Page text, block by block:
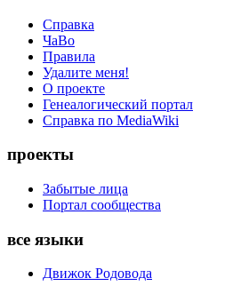
Справка
ЧаВо
Правила
Удалите меня!
О проекте
Генеалогический портал
Справка по MediaWiki
проекты
Забытые лица
Портал сообщества
все языки
Движок Родовода